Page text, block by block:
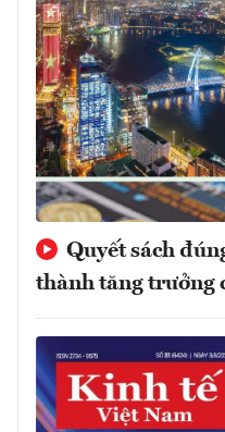
Quyết sách
thành tăng trưởng